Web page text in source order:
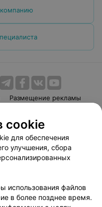
Размещение рекламы
Способы оплаты
103.by
данных
cookie
для обеспечения
улучшения, сбора
использования файлов
в более позднее время.